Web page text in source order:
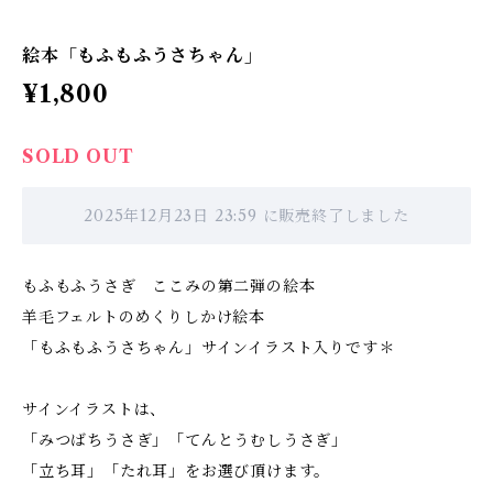
絵本「もふもふうさちゃん」
¥1,800
SOLD OUT
2025年12月23日 23:59 に販売終了しました
もふもふうさぎ ここみの第二弾の絵本
羊毛フェルトのめくりしかけ絵本
「もふもふうさちゃん」サインイラスト入りです＊
サインイラストは、
「みつばちうさぎ」「てんとうむしうさぎ」
「立ち耳」「たれ耳」をお選び頂けます。